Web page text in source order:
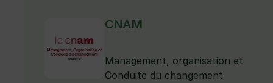
CNAM
Management, organisation et
Conduite du changement